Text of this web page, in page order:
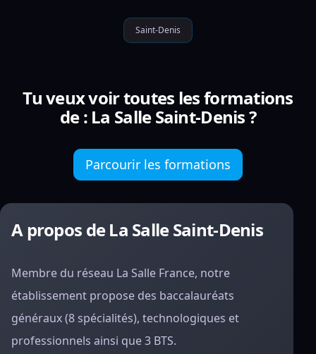
Saint-Denis
Tu veux voir toutes les formations
de : La Salle Saint-Denis ?
Parcourir les formations
A propos de La Salle Saint-Denis
Membre du réseau La Salle France, notre
établissement propose des baccalauréats
généraux (8 spécialités), technologiques et
professionnels ainsi que 3 BTS.